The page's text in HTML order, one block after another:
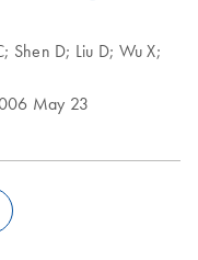
Shen D; Liu D; Wu X;
May 23